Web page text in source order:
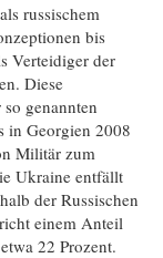
russischem
bis
Verteidiger der
Diese
genannten
in Georgien 2008
Militär zum
Ukraine entfällt
der Russischen
einem Anteil
22 Prozent.